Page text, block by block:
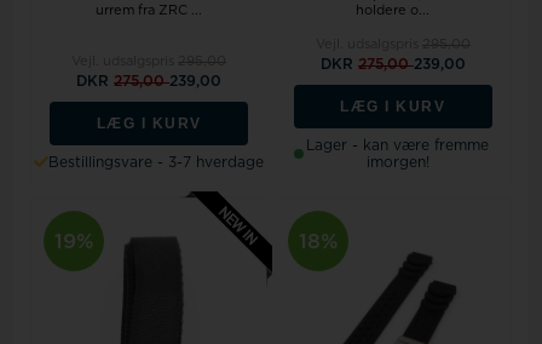
urrem fra ZRC ...
DKR275,00239,00
LÆG I KURV
Bestillingsvare - 3-7 hverdage
holdere o...
DKR 275,00239,00
LÆG I KURV
Lager - kan være fremme
imorgen!
19% 18%